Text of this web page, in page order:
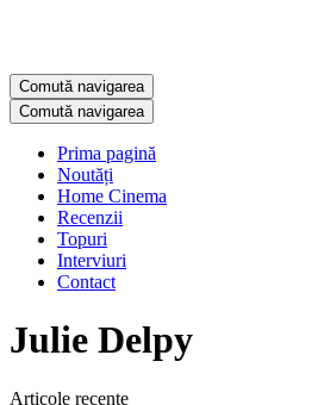
Comută navigarea
Comută navigarea
Prima pagină
Noutăți
Home Cinema
Recenzii
Topuri
Interviuri
Contact
Julie Delpy
Articole recente